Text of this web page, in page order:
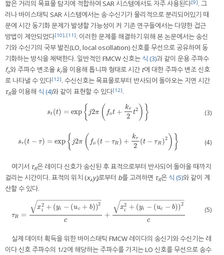
짧은 거리의 목표물 탐지에 적합하여 SAR 시스템에서도 자주 사용된다[9]. 그
러나 바이스태틱 SAR 시스템에서는 송·수신기가 물리적으로 분리되어있기 때
문에 시간 동기화 문제가 발생할 가능성이 커 기존 연구들에서는 다양한 접근
방법이 제안되었다[10] [11]. 이러한 문제를 해결하기 위해 본 논문에서는 송신
기와 수신기의 국부 발진(LO, local oscillation) 신호를 무선으로 공유하여 동
기화하는 방식을 채택한다. 일반적인 FMCW 신호는 식 (3)과 같이 운용 주파수
fo와 주파수 변조율 kr을 이용해 톱니파 형태로 시간 t에 대한 주파수 변조 신호
로 나타낼 수 있다[12]. 수신신호는 목표물로부터 반사되어 돌아오는 지연 시간
τR을 이용해 식 (4)와 같이 표현할 수 있다[12].
st (t) = exp {j2π ( fot +
kr
2
t2 ) }
st(t)= expj2πf ot+k r2 t2 (3)
sr(t − τ) = exp {j2π ( fo (t − τR ) +
kr
2
(t − τR )2 ) }
sr(t−τ )=exp 2π fot −τ R+kr 2t−τR2 (4)
여기서 τR은 레이다 신호가 송신된 후 표적으로부터 반사되어 돌아올 때까지
걸리는 시간이다. 표적의 위치 (xi,yi)로부터 b를 고려하면 τR은 식 (5)와 같이 계
산할 수 있다.
τR =
x2
i + (yi − (uc + b))2
− −
−−−−−−−−−−−−−−
√
c
+
x2
i + (yi − (uc − b))2
− −
−−−−−−−−−−−−−−
√
c
τR=xi2+yi−uc+b2c+xi2+yi−uc−b2c
(5)
실제 데이터 획득을 위한 바이스태틱 FMCW 레이다의 송신기와 수신기는 레
이다 신호 주파수의 1/2에 해당하는 주파수를 가지는 LO 신호를 무선으로 송수